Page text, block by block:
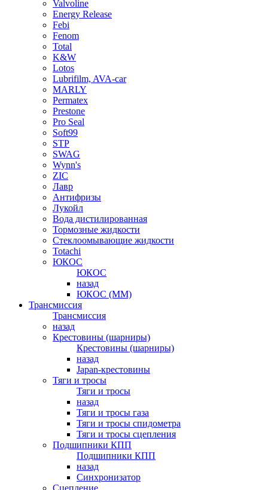
Valvoline
Energy Release
Febi
Fenom
Total
K&W
Lotos
Lubrifilm, AVA-car
MARLY
Permatex
Prestone
Pro Seal
Soft99
STP
SWAG
Wynn's
ZIC
Лавр
Антифризы
Лукойл
Вода дистилированная
Тормозные жидкости
Стеклоомывающие жидкости
Totachi
ЮКОС
ЮКОС
назад
ЮКОС (ММ)
Трансмиссия
Трансмиссия
назад
Крестовины (шарниры)
Крестовины (шарниры)
назад
Japan-крестовины
Тяги и тросы
Тяги и тросы
назад
Тяги и тросы газа
Тяги и тросы спидометра
Тяги и тросы сцепления
Подшипники КПП
Подшипники КПП
назад
Синхронизатор
Сцепление